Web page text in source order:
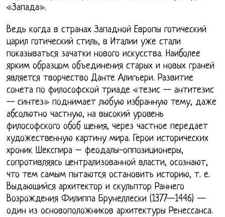
«Запада».
Ведь когда в странах Западной Европы готический
царил готический стиль, в Италии уже стали
показываться зачатки нового искусства. Наиболее
ярким образцом объединения старых и новых граней
является творчество Данте Алигьери. Развитие
сонета по философской триаде «тезис -- антитезис
-- синтез» поднимает любую избранную тему, даже
абсолютно частную, на высокий уровень
философского обоб щения, через частное передает
художественную картину мира. Герои исторических
хроник Шекспира – феодалы-оппозиционеры,
сопротивляясь централизованной власти, осознают,
что тем самым пытаются остановить историю, т. е.
Выдающийся архитектор и скульптор Раннего
Возрождения Филиппа Брунеллески (1377—1446) —
один из основоположников архитектуры Ренессанса.